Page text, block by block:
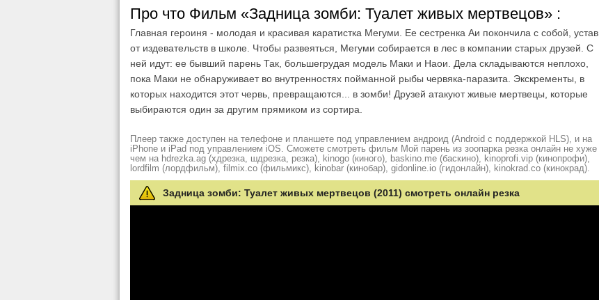
Про что Фильм «Задница зомби: Туалет живых мертвецов» :
Главная героиня - молодая и красивая каратистка Мегуми. Ее сестренка Аи покончила с собой, устав
от издевательств в школе. Чтобы развеяться, Мегуми собирается в лес в компании старых друзей. С
ней идут: ее бывший парень Так, большегрудая модель Маки и Наои. Дела складываются неплохо,
пока Маки не обнаруживает во внутренностях пойманной рыбы червяка-паразита. Экскременты, в
которых находится этот червь, превращаются... в зомби! Друзей атакуют живые мертвецы, которые
выбираются один за другим прямиком из сортира.
Плеер также доступен на телефоне и планшете под управлением андроид (Android с поддержкой HLS), и на
iPhone и iPad под управлением iOS. Сможете смотреть фильм Мой парень из зоопарка резка онлайн не хуже
чем на hdrezka.ag (хдрезка, шдрезка, резка), kinogo (киного), baskino.me (баскино), kinoprofi.vip (кинопрофи),
lordfilm (лордфильм), filmix.co (фильмикс), kinobar (кинобар), gidonline.io (гидонлайн), kinokrad.сo (кинокрад).
Задница зомби: Туалет живых мертвецов (2011) смотреть онлайн резка